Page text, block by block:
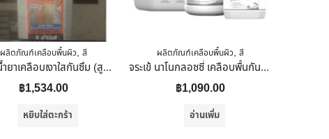
ผลิตภัณฑ์เคลือบพื้นผิว, สี
TOA น้ำยาเคลือบเงาใสกันซึม (สูตรน้ำ) (TOA-200) สีใส 5 ลิตร ทนทานต่อการเหยียบย่ำ
฿1,534.00
หยิบใส่ตะกร้า
ผลิตภัณฑ์เคลือบพื้นผิว, สี
จระเข้ นาโนกลอซซี่ เคลือบพื้นกันน้ำ 3.75 ลิตร
฿1,090.00
อ่านเพิ่ม